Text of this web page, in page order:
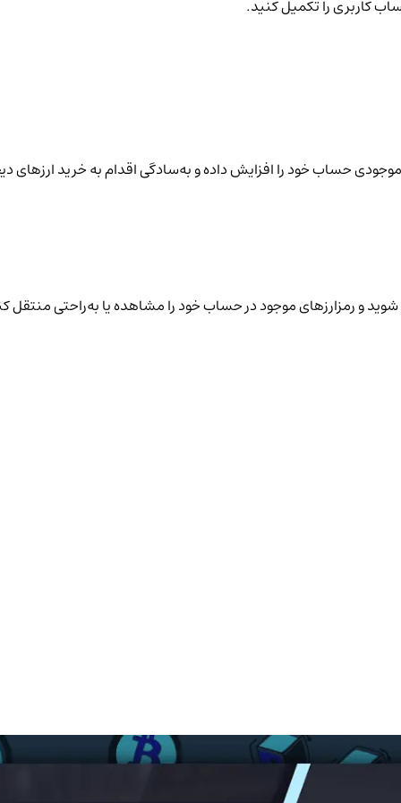
کاربری را تکمیل کنید.
موجودی حساب خود را افزایش داده و به‌سادگی اقدام به خرید ارزهای
و رمزارزهای موجود در حساب خود را مشاهده یا به‌راحتی منتقل